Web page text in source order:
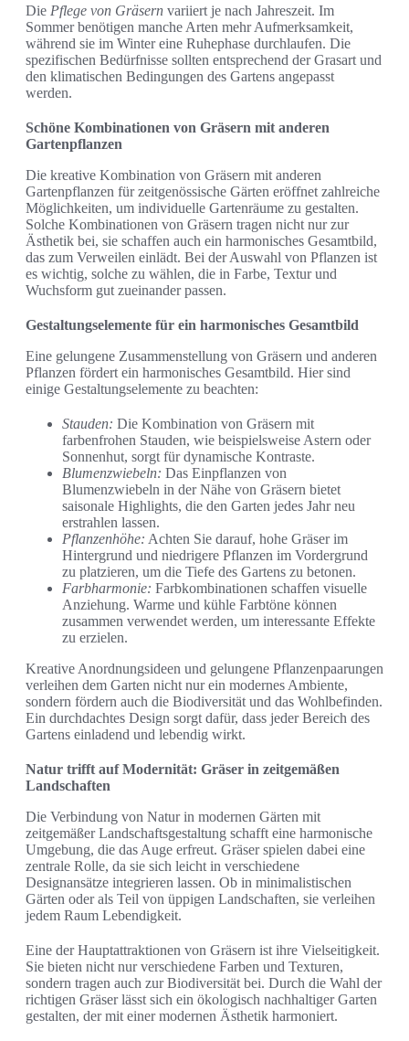
Die Pflege von Gräsern variiert je nach Jahreszeit. Im
Sommer benötigen manche Arten mehr Aufmerksamkeit,
während sie im Winter eine Ruhephase durchlaufen. Die
spezifischen Bedürfnisse sollten entsprechend der Grasart und
den klimatischen Bedingungen des Gartens angepasst
werden.
Schöne Kombinationen von Gräsern mit anderen
Gartenpflanzen
Die kreative Kombination von Gräsern mit anderen
Gartenpflanzen für zeitgenössische Gärten eröffnet zahlreiche
Möglichkeiten, um individuelle Gartenräume zu gestalten.
Solche Kombinationen von Gräsern tragen nicht nur zur
Ästhetik bei, sie schaffen auch ein harmonisches Gesamtbild,
das zum Verweilen einlädt. Bei der Auswahl von Pflanzen ist
es wichtig, solche zu wählen, die in Farbe, Textur und
Wuchsform gut zueinander passen.
Gestaltungselemente für ein harmonisches Gesamtbild
Eine gelungene Zusammenstellung von Gräsern und anderen
Pflanzen fördert ein harmonisches Gesamtbild. Hier sind
einige Gestaltungselemente zu beachten:
Stauden: Die Kombination von Gräsern mit
farbenfrohen Stauden, wie beispielsweise Astern oder
Sonnenhut, sorgt für dynamische Kontraste.
Blumenzwiebeln: Das Einpflanzen von
Blumenzwiebeln in der Nähe von Gräsern bietet
saisonale Highlights, die den Garten jedes Jahr neu
erstrahlen lassen.
Pflanzenhöhe: Achten Sie darauf, hohe Gräser im
Hintergrund und niedrigere Pflanzen im Vordergrund
zu platzieren, um die Tiefe des Gartens zu betonen.
Farbharmonie: Farbkombinationen schaffen visuelle
Anziehung. Warme und kühle Farbtöne können
zusammen verwendet werden, um interessante Effekte
zu erzielen.
Kreative Anordnungsideen und gelungene Pflanzenpaarungen
verleihen dem Garten nicht nur ein modernes Ambiente,
sondern fördern auch die Biodiversität und das Wohlbefinden.
Ein durchdachtes Design sorgt dafür, dass jeder Bereich des
Gartens einladend und lebendig wirkt.
Natur trifft auf Modernität: Gräser in zeitgemäßen
Landschaften
Die Verbindung von Natur in modernen Gärten mit
zeitgemäßer Landschaftsgestaltung schafft eine harmonische
Umgebung, die das Auge erfreut. Gräser spielen dabei eine
zentrale Rolle, da sie sich leicht in verschiedene
Designansätze integrieren lassen. Ob in minimalistischen
Gärten oder als Teil von üppigen Landschaften, sie verleihen
jedem Raum Lebendigkeit.
Eine der Hauptattraktionen von Gräsern ist ihre Vielseitigkeit.
Sie bieten nicht nur verschiedene Farben und Texturen,
sondern tragen auch zur Biodiversität bei. Durch die Wahl der
richtigen Gräser lässt sich ein ökologisch nachhaltiger Garten
gestalten, der mit einer modernen Ästhetik harmoniert.